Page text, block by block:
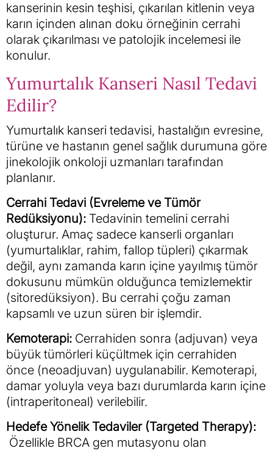
kanserinin kesin teşhisi, çıkarılan kitlenin veya
karın içinden alınan doku örneğinin cerrahi
olarak çıkarılması ve patolojik incelemesi ile
konulur.
Yumurtalık Kanseri Nasıl Tedavi
Edilir?
Yumurtalık kanseri tedavisi, hastalığın evresine,
türüne ve hastanın genel sağlık durumuna göre
jinekolojik onkoloji uzmanları tarafından
planlanır.
Cerrahi Tedavi (Evreleme ve Tümör
Redüksiyonu): Tedavinin temelini cerrahi
oluşturur. Amaç sadece kanserli organları
(yumurtalıklar, rahim, fallop tüpleri) çıkarmak
değil, aynı zamanda karın içine yayılmış tümör
dokusunu mümkün olduğunca temizlemektir
(sitoredüksiyon). Bu cerrahi çoğu zaman
kapsamlı ve uzun süren bir işlemdir.
Kemoterapi: Cerrahiden sonra (adjuvan) veya
büyük tümörleri küçültmek için cerrahiden
önce (neoadjuvan) uygulanabilir. Kemoterapi,
damar yoluyla veya bazı durumlarda karın içine
(intraperitoneal) verilebilir.
Hedefe Yönelik Tedaviler (Targeted Therapy):
Özellikle BRCA gen mutasyonu olan